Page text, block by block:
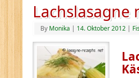
Lachslasagne
By Monika | 14. Oktober 2012 |